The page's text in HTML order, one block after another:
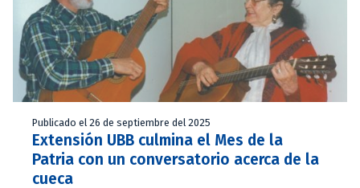
Publicado el 26 de septiembre del 2025
Extensión UBB culmina el Mes de la
Patria con un conversatorio acerca de la
cueca